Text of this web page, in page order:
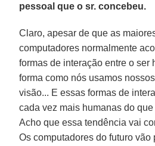
pessoal que o sr. concebeu.
Claro, apesar de que as
computadores normalmente
formas de interação entre o ser
forma como nós usamos
visão... E essas formas de
cada vez mais humanas do
Acho que essa tendência vai
Os computadores do futuro vão